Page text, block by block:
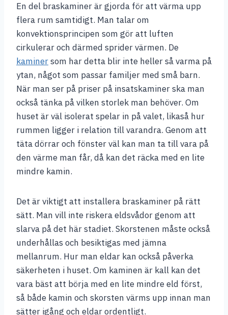
En del braskaminer är gjorda för att värma upp
flera rum samtidigt. Man talar om
konvektionsprincipen som gör att luften
cirkulerar och därmed sprider värmen. De
kaminersom har detta blir inte heller så varma på
ytan, något som passar familjer med små barn.
När man ser på priser på insatskaminer ska man
också tänka på vilken storlek man behöver. Om
huset är väl isolerat spelar in på valet, likaså hur
rummen ligger i relation till varandra. Genom att
täta dörrar och fönster väl kan man ta till vara på
den värme man får, då kan det räcka med en lite
mindre kamin.
Det är viktigt att installera braskaminer på rätt
sätt. Man vill inte riskera eldsvådor genom att
slarva på det här stadiet. Skorstenen måste också
underhållas och besiktigas med jämna
mellanrum. Hur man eldar kan också påverka
säkerheten i huset. Om kaminen är kall kan det
vara bäst att börja med en lite mindre eld först,
så både kamin och skorsten värms upp innan man
sätter igång och eldar ordentligt.